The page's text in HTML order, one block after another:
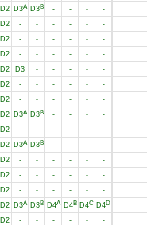
D2 D3A D3B - - - -
D2 - - - - - -
D2 - - - - - -
D2 - - - - - -
D2 D3 - - - - -
D2 - - - - - -
D2 - - - - - -
D2 D3A D3B - - - -
D2 - - - - - -
D2 D3A D3B - - - -
D2 - - - - - -
D2 - - - - - -
D2 - - - - - -
D2 D3A D3B D4A D4B D4C D4D
D2 - - - - - -